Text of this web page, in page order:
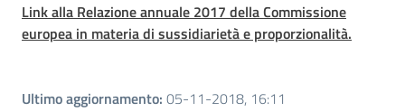
Link alla Relazione annuale 2017 della Commissione
europea in materia di sussidiarietà e proporzionalità.
Ultimo aggiornamento: 05-11-2018, 16:11